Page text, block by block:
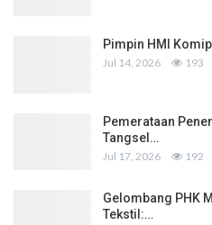
Pimpin HMI
Jul 14, 2026 193
Pemerataan
Tangsel…
Jul 17, 2026 192
Gelombang PHK
Tekstil:…